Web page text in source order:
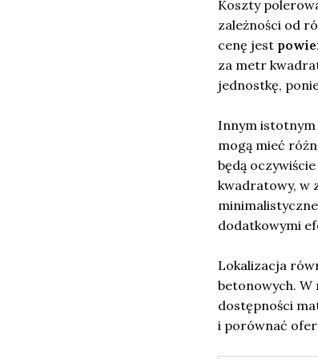
Koszty
zależności od
cenę jest
za metr
jednostkę,
Innym
mogą mieć
będą
kwadratowy, w
dodatkowymi
Lokalizacja
betonowych. W
dostępności
i porównać